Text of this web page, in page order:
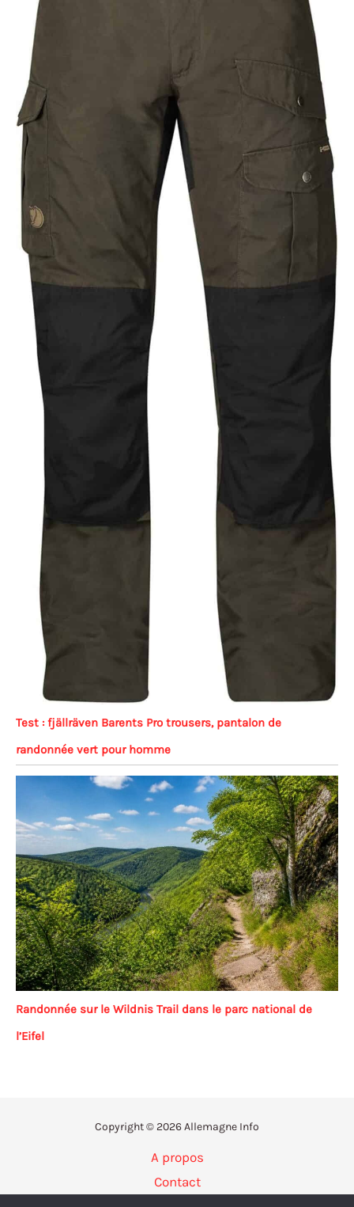
Test : fjällräven Barents Pro trousers, pantalon de
randonnée vert pour homme
Randonnée sur le Wildnis Trail dans le parc national de
l’Eifel
Copyright © 2026 Allemagne Info
A propos
Contact